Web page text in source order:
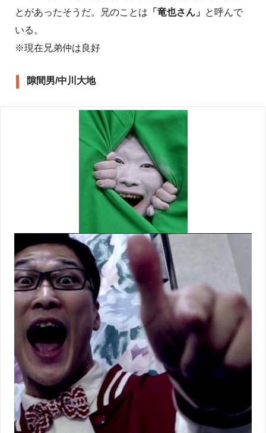
とがあったそうだ。兄のことは 「竜也さん」 と呼んで
いる。
※現在兄弟仲は良好
隙間男/中川大地